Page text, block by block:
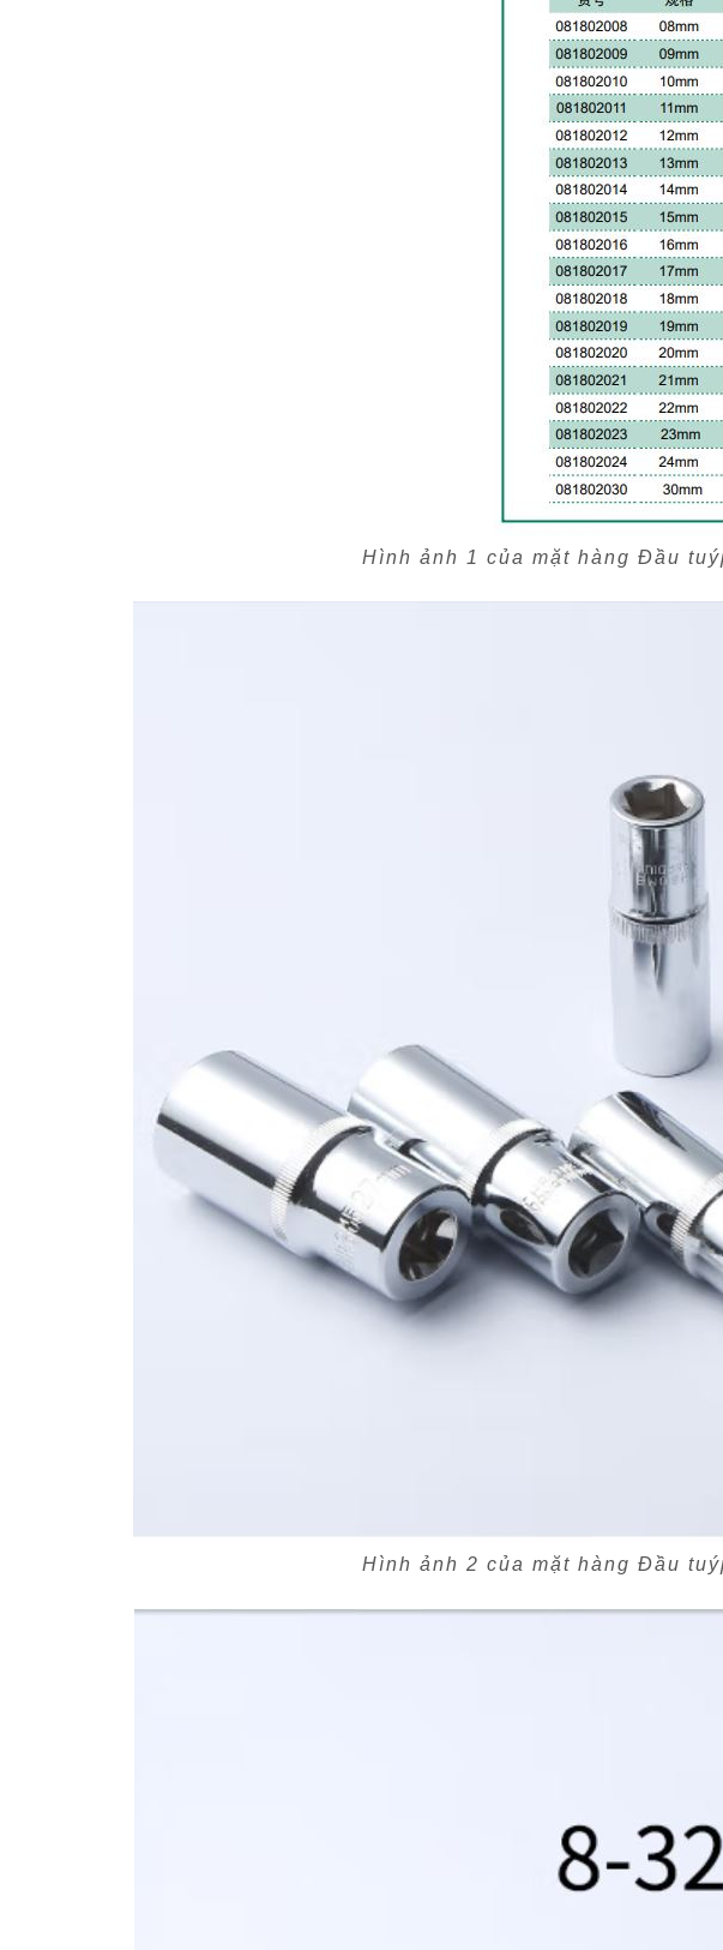
Hình ảnh 1 của mặt hàng Đầu
Hình ảnh 2 của mặt hàng Đầu